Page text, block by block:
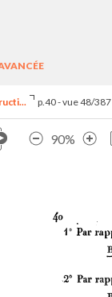
p.40 - vue 48/387
90%